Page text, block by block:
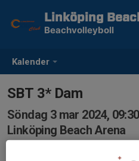
Kalender
Linköping
Beachvolleyboll
SBT 3* Dam
Söndag 3 mar 2024,
Linköping Beach Arena